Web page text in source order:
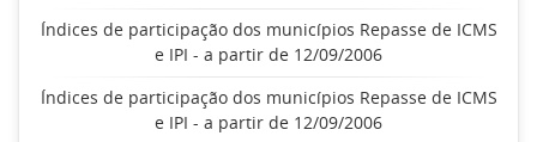
Índices de participação dos municípios Repasse de ICMS
e IPI - a partir de 12/09/2006
Índices de participação dos municípios Repasse de ICMS
e IPI - a partir de 12/09/2006